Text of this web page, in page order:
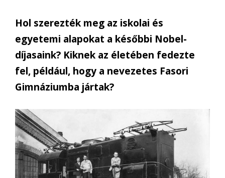
Hol szerezték meg az iskolai és
egyetemi alapokat a későbbi Nobel-
díjasaink? Kiknek az életében fedezte
fel, például, hogy a nevezetes Fasori
Gimnáziumba jártak?